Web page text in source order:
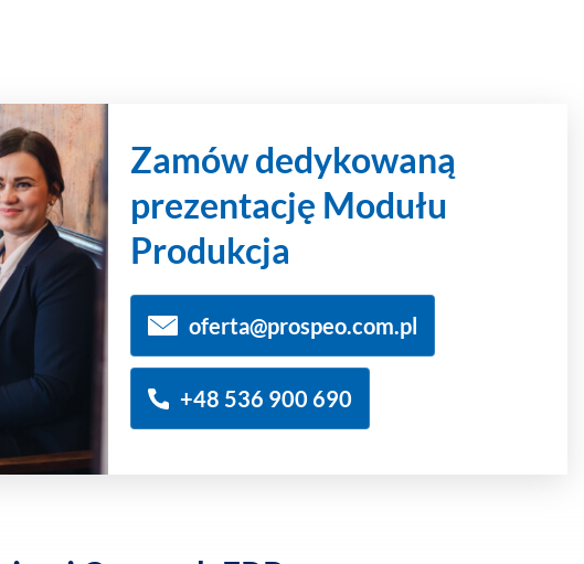
Zamów dedykowaną
prezentację Modułu
Produkcja
oferta@prospeo.com.pl
+48 536 900 690